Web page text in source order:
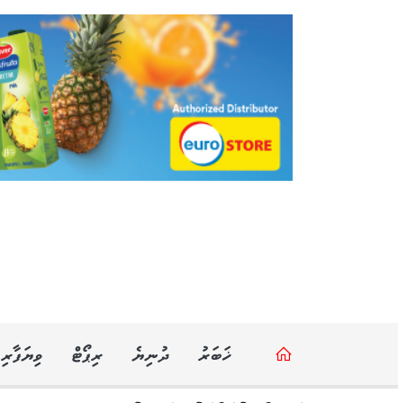
ޚަބަރު ދުނިޔެ ރިޕޯޓް ވިޔަފާރި